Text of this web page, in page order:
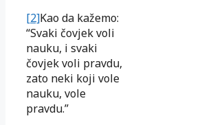
[2]Kao da kažemo:
“Svaki čovjek voli
nauku, i svaki
čovjek voli pravdu,
zato neki koji vole
nauku, vole
pravdu.”